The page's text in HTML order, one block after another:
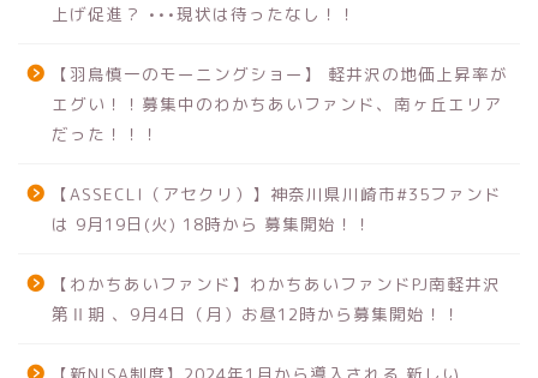
上げ促進？ •••現状は待ったなし！！
【羽鳥慎一のモーニングショー】 軽井沢の地価上昇率が
エグい！！募集中のわかちあいファンド、南ヶ丘エリア
だった！！！
【ASSECLI（アセクリ）】神奈川県川崎市#35ファンド
は 9月19日(火) 18時から 募集開始！！
【わかちあいファンド】わかちあいファンドPJ南軽井沢
第Ⅱ期 、9月4日（月）お昼12時から募集開始！！